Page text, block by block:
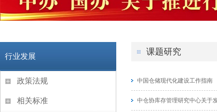
行业发展
政策法规
相关标准
课题研究
中国仓储现代化建设工作指南
中仓协库存管理研究中心关于